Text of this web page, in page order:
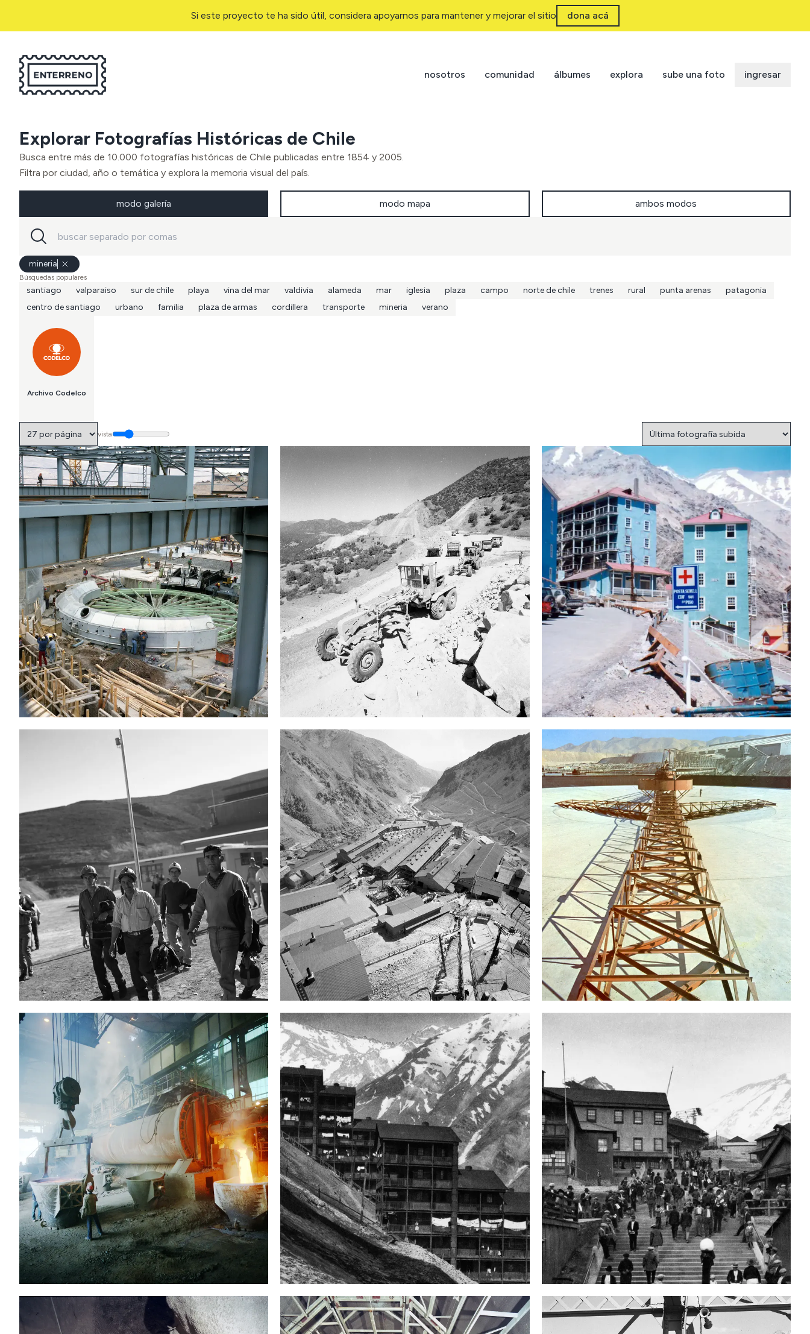
Si este proyecto te ha sido útil, considera apoyarnos para mantener y mejorar el sitio dona acá
nosotros comunidad álbumes explora sube una foto ingresar
Explorar Fotografías Históricas de Chile
Busca entre más de 10.000 fotografías históricas de Chile publicadas entre 1854 y 2005.
Filtra por ciudad, año o temática y explora la memoria visual del país.
modo galería modo mapa ambos modos
mineria
Búsquedas populares
santiago valparaiso sur de chile playa vina del mar valdivia alameda mar iglesia plaza campo norte de chile trenes rural punta arenas
patagonia
centro de santiago
urbano familia plaza de armas cordillera transporte mineria verano
Archivo Codelco
vista